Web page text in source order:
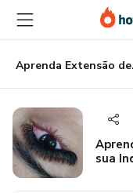
para
conteúdo
principal
para
pagamento
para
rodapé
sua